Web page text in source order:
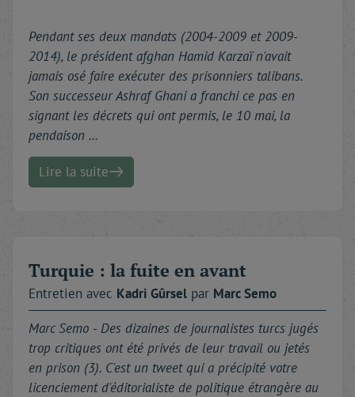
Pendant ses deux mandats (2004-2009 et 2009-
2014), le président afghan Hamid Karzaï n'avait
jamais osé faire exécuter des prisonniers talibans.
Son successeur Ashraf Ghani a franchi ce pas en
signant les décrets qui ont permis, le 10 mai, la
pendaison …
Lire la suite
Turquie : la fuite en avant
Entretien avec Kadri Gûrsel par MarcSemo
Marc Semo - Des dizaines de journalistes turcs jugés
trop critiques ont été privés de leur travail ou jetés
en prison (3). C'est un tweet qui a précipité votre
licenciement d'éditorialiste de politique étrangère au